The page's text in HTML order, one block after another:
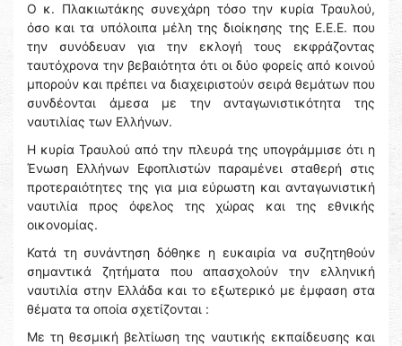
Ο κ. Πλακιωτάκης συνεχάρη τόσο την κυρία Τραυλού,
όσο και τα υπόλοιπα μέλη της διοίκησης της Ε.Ε.Ε. που
την συνόδευαν για την εκλογή τους εκφράζοντας
ταυτόχρονα την βεβαιότητα ότι οι δύο φορείς από κοινού
μπορούν και πρέπει να διαχειριστούν σειρά θεμάτων που
συνδέονται άμεσα με την ανταγωνιστικότητα της
ναυτιλίας των Ελλήνων.
Η κυρία Τραυλού από την πλευρά της υπογράμμισε ότι η
Ένωση Ελλήνων Εφοπλιστών παραμένει σταθερή στις
προτεραιότητες της για μια εύρωστη και ανταγωνιστική
ναυτιλία προς όφελος της χώρας και της εθνικής
οικονομίας.
Κατά τη συνάντηση δόθηκε η ευκαιρία να συζητηθούν
σημαντικά ζητήματα που απασχολούν την ελληνική
ναυτιλία στην Ελλάδα και το εξωτερικό με έμφαση στα
θέματα τα οποία σχετίζονται :
Με τη θεσμική βελτίωση της ναυτικής εκπαίδευσης και